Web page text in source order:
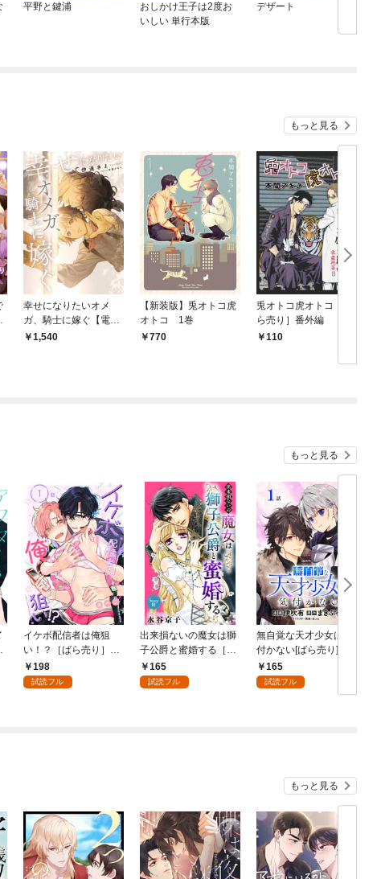
平野と鍵浦
おしかけ王子は2度お
いしい 単行本版
デザート
もっと見る
幸せになりたいオメ
ガ、騎士に嫁ぐ【電子
特別版】
1,540
【新装版】兎オトコ虎
オトコ 1巻
770
兎オトコ虎オトコ［ば
ら売り］番外編
110
もっと見る
イケボ配信者は俺狙
い！？［ばら売り］
第1話
198
試読フル
出来損ないの魔女は獅
子公爵と蜜婚する［ば
ら売り］ 第1話
165
試読フル
無自覚な天才少女は気
付かない[ばら売り]
第1話
165
試読フル
もっと見る